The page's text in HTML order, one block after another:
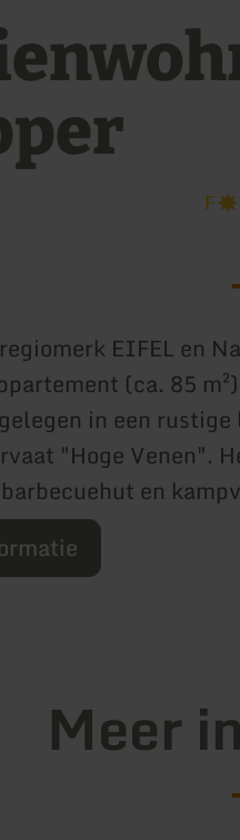
F
EIFEL en
(ca. 85
in een
"Hoge Venen".
en
Meer